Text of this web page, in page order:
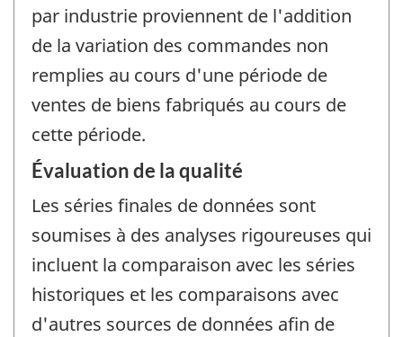
par industrie proviennent de l'addition
de la variation des commandes non
remplies au cours d'une période de
ventes de biens fabriqués au cours de
cette période.
Évaluation de la qualité
Les séries finales de données sont
soumises à des analyses rigoureuses qui
incluent la comparaison avec les séries
historiques et les comparaisons avec
d'autres sources de données afin de